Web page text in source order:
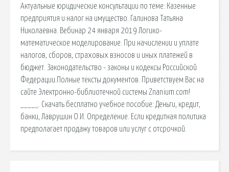
Актуальные юридические консультации по теме: Казенные
предприятия и налог на имущество. Галинова Татьяна
Николаевна. Вебинар 24 января 2019 Логико-
математическое моделирование. При начислении и уплате
налогов, сборов, страховых взносов и иных платежей в
бюджет. Законодательство - законы и кодексы Российской
Федерации.Полные тексты документов. Приветствуем Вас на
сайте Электронно-библиотечной системы Znanium.com!
_____. Скачать бесплатно учебное пособие: Деньги, кредит,
банки, Лаврушин О.И. Определение. Если кредитная политика
предполагает продажу товаров или услуг с отсрочкой.